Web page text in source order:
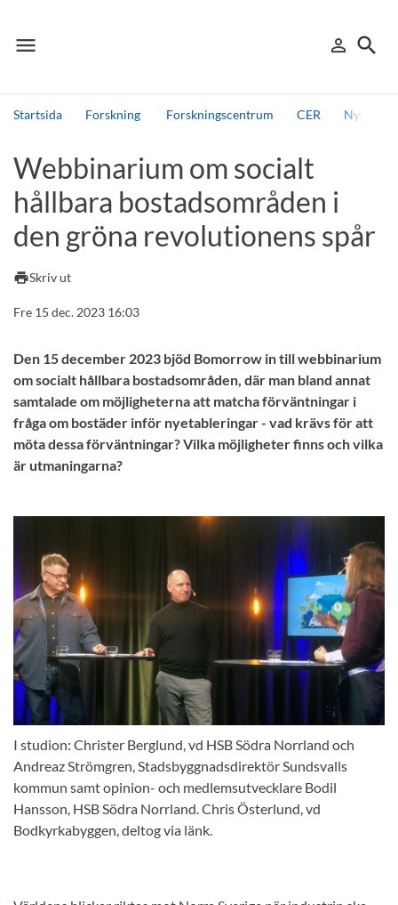
menu
Meny person_outline
Logga in
search
Sök
Startsida Forskning Forskningscentrum CER Nyheter
Andra söktjänster
Detta är vår testmiljö - endast testdata
Webbinarium om socialt
hållbara bostadsområden i
den gröna revolutionens spår
printSkriv ut
Fre 15 dec. 2023 16:03
Den 15 december 2023 bjöd Bomorrow in till webbinarium
om socialt hållbara bostadsområden, där man bland annat
samtalade om möjligheterna att matcha förväntningar i
fråga om bostäder inför nyetableringar - vad krävs för att
möta dessa förväntningar? Vilka möjligheter finns och vilka
är utmaningarna?
I studion: Christer Berglund, vd HSB Södra Norrland och
Andreaz Strömgren, Stadsbyggnadsdirektör Sundsvalls
kommun samt opinion- och medlemsutvecklare Bodil
Hansson, HSB Södra Norrland. Chris Österlund, vd
Bodkyrkabyggen, deltog via länk.